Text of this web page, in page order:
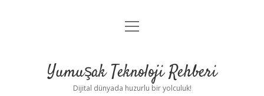
Anasayfa
Yasal Uyarı
menüyü
Yumuşak Teknoloji Rehberi
Dijital dünyada huzurlu bir yolculuk!